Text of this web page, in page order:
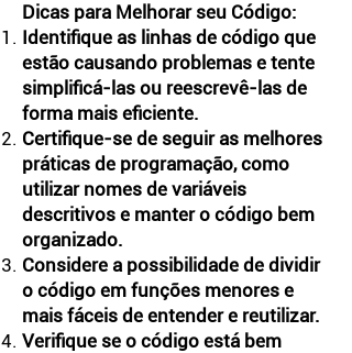
Dicas para Melhorar seu Código:
Identifique as linhas de código que
estão causando problemas e tente
simplificá-las ou reescrevê-las de
forma mais eficiente.
Certifique-se de seguir as melhores
práticas de programação, como
utilizar nomes de variáveis
descritivos e manter o código bem
organizado.
Considere a possibilidade de dividir
o código em funções menores e
mais fáceis de entender e reutilizar.
Verifique se o código está bem